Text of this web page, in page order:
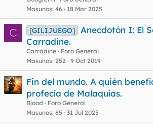
Masunos 46 18 Mar 2025
C [GILIJUEGO]
Anecdotón I: El
Carradine.
Carradine
Foro General
Masunos 252 9 Oct 2019
Fin del mundo. A quién
profecía de Malaquías.
Blood
Foro General
Masunos 85 31 Jul 2025